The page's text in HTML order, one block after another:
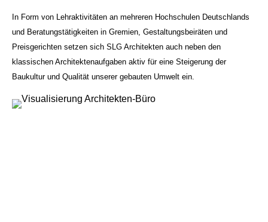
In Form von Lehraktivitäten an mehreren Hochschulen Deutschlands
und Beratungstätigkeiten in Gremien, Gestaltungsbeiräten und
Preisgerichten setzen sich SLG Architekten auch neben den
klassischen Architektenaufgaben aktiv für eine Steigerung der
Baukultur und Qualität unserer gebauten Umwelt ein.